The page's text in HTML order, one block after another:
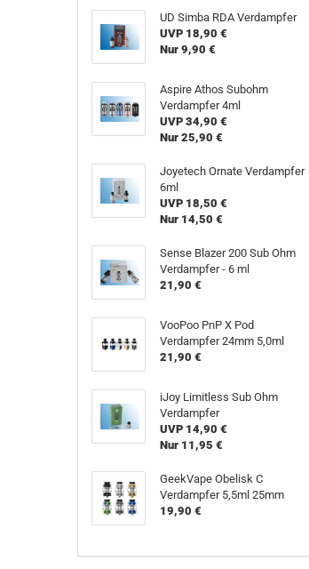
UD Simba RDA Verdampfer
UVP 18,90 €
Nur 9,90 €
Aspire Athos Subohm
Verdampfer 4ml
UVP 34,90 €
Nur 25,90 €
Joyetech Ornate Verdampfer
6ml
UVP 18,50 €
Nur 14,50 €
Sense Blazer 200 Sub Ohm
Verdampfer - 6 ml
21,90 €
VooPoo PnP X Pod
Verdampfer 24mm 5,0ml
21,90 €
iJoy Limitless Sub Ohm
Verdampfer
UVP 14,90 €
Nur 11,95 €
GeekVape Obelisk C
Verdampfer 5,5ml 25mm
19,90 €